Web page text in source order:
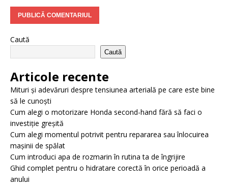
Caută
Caută
Articole recente
Mituri și adevăruri despre tensiunea arterială pe care este bine
să le cunoști
Cum alegi o motorizare Honda second-hand fără să faci o
investiție greșită
Cum alegi momentul potrivit pentru repararea sau înlocuirea
mașinii de spălat
Cum introduci apa de rozmarin în rutina ta de îngrijire
Ghid complet pentru o hidratare corectă în orice perioadă a
anului